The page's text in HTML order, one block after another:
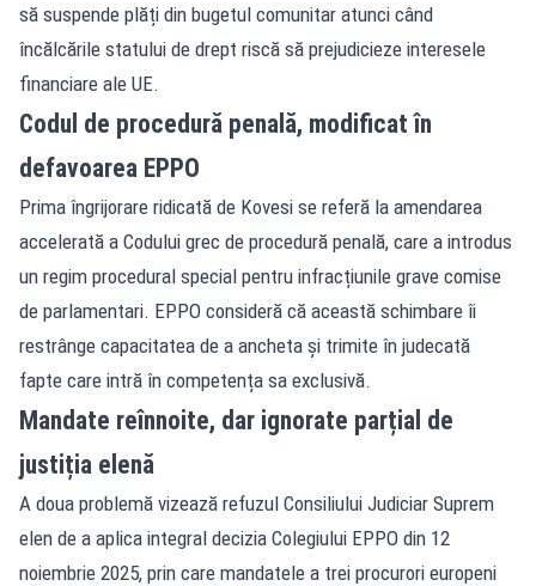
să suspende plăți din bugetul comunitar atunci când
încălcările statului de drept riscă să prejudicieze interesele
financiare ale UE.
Codul de procedură penală, modificat în
defavoarea EPPO
Prima îngrijorare ridicată de Kovesi se referă la amendarea
accelerată a Codului grec de procedură penală, care a introdus
un regim procedural special pentru infracțiunile grave comise
de parlamentari. EPPO consideră că această schimbare îi
restrânge capacitatea de a ancheta și trimite în judecată
fapte care intră în competența sa exclusivă.
Mandate reînnoite, dar ignorate parțial de
justiția elenă
A doua problemă vizează refuzul Consiliului Judiciar Suprem
elen de a aplica integral decizia Colegiului EPPO din 12
noiembrie 2025, prin care mandatele a trei procurori europeni